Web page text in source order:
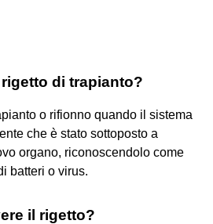
di trapianto?
o rifionno quando il sistema
che è stato sottoposto a
organo, riconoscendolo come
batteri o virus.
il rigetto?